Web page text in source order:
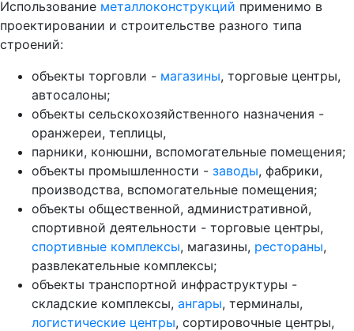
Использование металлоконструкций применимо в
проектировании и строительстве разного типа
строений:
объекты торговли - магазины, торговые центры,
автосалоны;
объекты сельскохозяйственного назначения -
оранжереи, теплицы,
парники, конюшни, вспомогательные помещения;
объекты промышленности - заводы, фабрики,
производства, вспомогательные помещения;
объекты общественной, административной,
спортивной деятельности - торговые центры,
спортивные комплексы, магазины, рестораны,
развлекательные комплексы;
объекты транспортной инфраструктуры -
складские комплексы, ангары, терминалы,
логистические центры, сортировочные центры,